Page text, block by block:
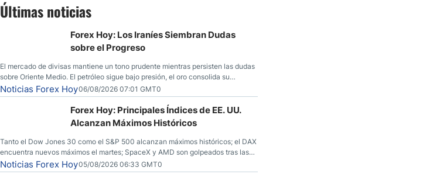
Últimas noticias
Forex Hoy: Los Iraníes Siembran Dudas
sobre el Progreso
El mercado de divisas mantiene un tono prudente mientras persisten las dudas
sobre Oriente Medio. El petróleo sigue bajo presión, el oro consolida su
fortaleza y los operadores esperan nuevas referencias económicas desde
Estados Unidos.
Noticias Forex Hoy06/08/2026 07:01 GMT0
Forex Hoy: Principales Índices de EE. UU.
Alcanzan Máximos Históricos
Tanto el Dow Jones 30 como el S&P 500 alcanzan máximos históricos; el DAX
encuentra nuevos máximos el martes; SpaceX y AMD son golpeados tras las
llamadas de ganancias; el petróleo crudo cae por debajo de los $80 con
nuevas esperanzas; el dólar estadounidense continúa intentando estabilizarse
Noticias Forex Hoy05/08/2026 06:33 GMT0